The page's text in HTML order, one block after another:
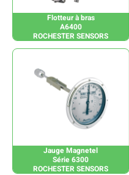
Flotteur à bras
A6400
ROCHESTER SENSORS
Jauge Magnetel
Série 6300
ROCHESTER SENSORS